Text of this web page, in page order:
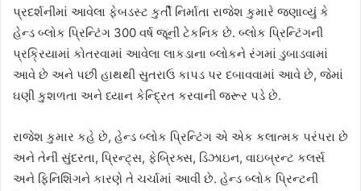
પ્રદર્શનીમાં આવેલા ફેબડસ્ટ કુર્તી નિર્માતા રાજેશ કુમારે જણાવ્યું કે
હેન્ડ બ્લોક પ્રિન્ટિંગ 300 વર્ષ જૂની ટેકનિક છે. બ્લોક પ્રિન્ટિંગની
પ્રક્રિયામાં કોતરવામાં આવેલા લાકડાના બ્લોકને રંગમાં ડુબાડવામાં
આવે છે અને પછી હાથથી સુતરાઉ કાપડ પર દબાવવામાં આવે છે, જેમાં
ઘણી કુશળતા અને ધ્યાન કેન્દ્રિત કરવાની જરૂર પડે છે.
રાજેશ કુમાર કહે છે, હેન્ડ બ્લોક પ્રિન્ટિંગ એ એક કલાત્મક પરંપરા છે
અને તેની સુંદરતા, પ્રિન્ટ્સ, ફેબ્રિક્સ, ડિઝાઇન, વાઇબ્રન્ટ કલર્સ
અને ફિનિશિંગને કારણે તે ચર્ચામાં આવી છે. હેન્ડ બ્લોક પ્રિન્ટની